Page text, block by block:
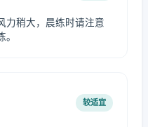
力稍大，晨练时请注意
较适宜